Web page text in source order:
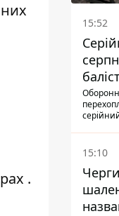
.
15:52
Fire
15:10